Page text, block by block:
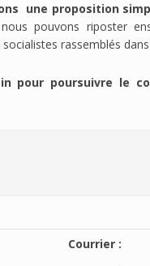
une proposition
pouvons riposter
rassemblés
pour poursuivre le
Courrier :